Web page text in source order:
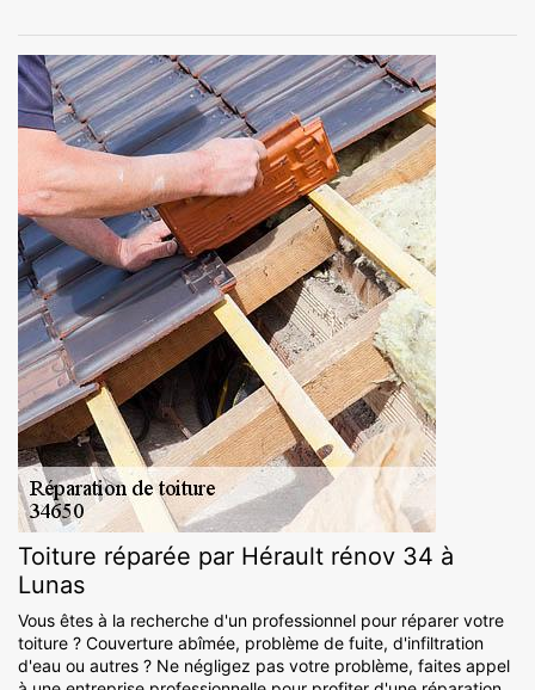
Toiture réparée par Hérault rénov 34 à
Lunas
Vous êtes à la recherche d'un professionnel pour réparer votre
toiture ? Couverture abîmée, problème de fuite, d'infiltration
d'eau ou autres ? Ne négligez pas votre problème, faites appel